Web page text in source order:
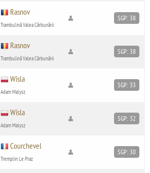
Rasnov
Trambulină Valea Cărbunării
SGP: 38
Rasnov
Trambulină Valea Cărbunării
SGP: 38
Wisla
Adam Malysz
SGP: 33
Wisla
Adam Malysz
SGP: 32
Courchevel
Tremplin Le Praz
SGP: 30